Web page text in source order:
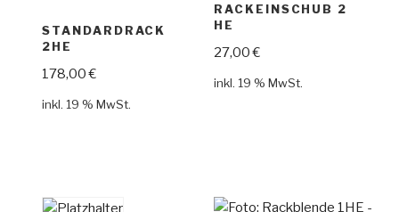
STANDARDRACK
2HE
178,00€
inkl. 19 % MwSt.
RACKEINSCHUB 2
HE
27,00€
inkl. 19 % MwSt.